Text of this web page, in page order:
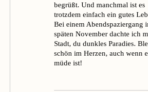
begrüßt. Und manchmal ist es
trotzdem einfach ein gutes
Bei einem Abendspaziergang
späten November dachte ich
Stadt, du dunkles Paradies.
schön im Herzen, auch wenn
müde ist!